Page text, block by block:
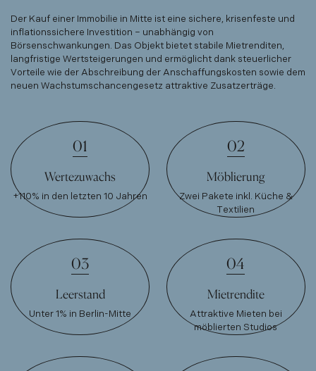
Der Kauf einer Immobilie in Mitte ist eine sichere, krisenfeste und
inflationssichere Investition – unabhängig von
Börsenschwankungen. Das Objekt bietet stabile Mietrenditen,
langfristige Wertsteigerungen und ermöglicht dank steuerlicher
Vorteile wie der Abschreibung der Anschaffungskosten sowie dem
neuen Wachstumschancengesetz attraktive Zusatzerträge.
01
Wertezuwachs
+110% in den letzten 10 Jahren
02
Möblierung
Zwei Pakete inkl. Küche &
Textilien
03
Leerstand
Unter 1% in Berlin-Mitte
04
Mietrendite
Attraktive Mieten bei
möblierten Studios